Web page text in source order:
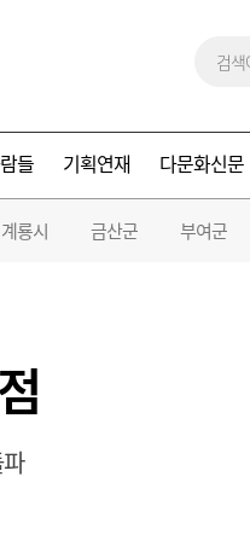
들 기획연재 다문화신문
계룡시 금산군 부여군